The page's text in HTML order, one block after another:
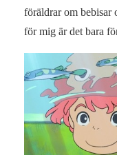
föräldrar om bebisar
för mig är det bara